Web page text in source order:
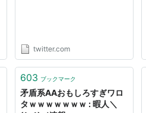
twitter.com
603 ブックマーク
矛盾系AAおもしろすぎワロ
タｗｗｗｗｗｗｗ : 暇人＼